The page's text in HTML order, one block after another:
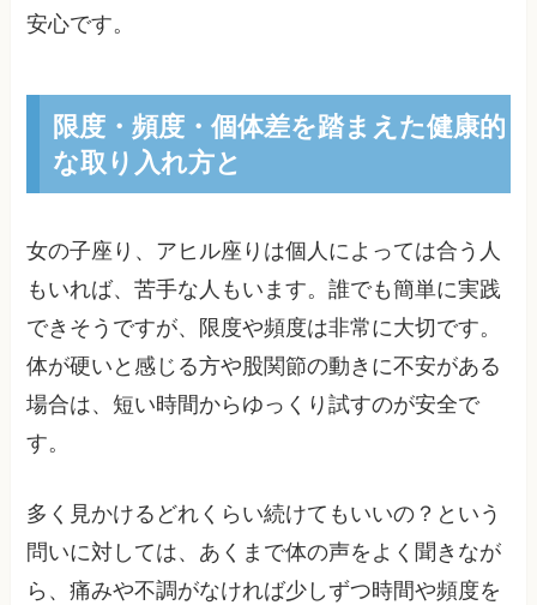
安心です。
限度・頻度・個体差を踏まえた健康的
な取り入れ方と
女の子座り、アヒル座りは個人によっては合う人
もいれば、苦手な人もいます。誰でも簡単に実践
できそうですが、限度や頻度は非常に大切です。
体が硬いと感じる方や股関節の動きに不安がある
場合は、短い時間からゆっくり試すのが安全で
す。
多く見かけるどれくらい続けてもいいの？という
問いに対しては、あくまで体の声をよく聞きなが
ら、痛みや不調がなければ少しずつ時間や頻度を